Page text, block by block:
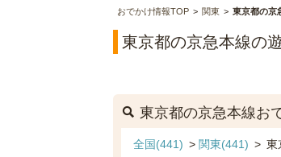
おでかけ情報TOP 関東 東京都の京
東京都の京急本線の
東京都の京急本線お
全国(441) > 関東(441) > 東